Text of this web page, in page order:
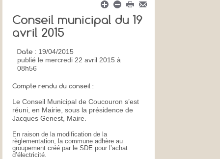
Conseil municipal du 19
avril 2015
Date : 19/04/2015
publié le mercredi 22 avril 2015 à
08h56
Compte rendu du conseil :
Le Conseil Municipal de Coucouron s’est
réuni, en Mairie, sous la présidence de
Jacques Genest, Maire.
En raison de la modification de la
règlementation, la commune adhère au
groupement créé par le SDE pour l’achat
d’électricité.